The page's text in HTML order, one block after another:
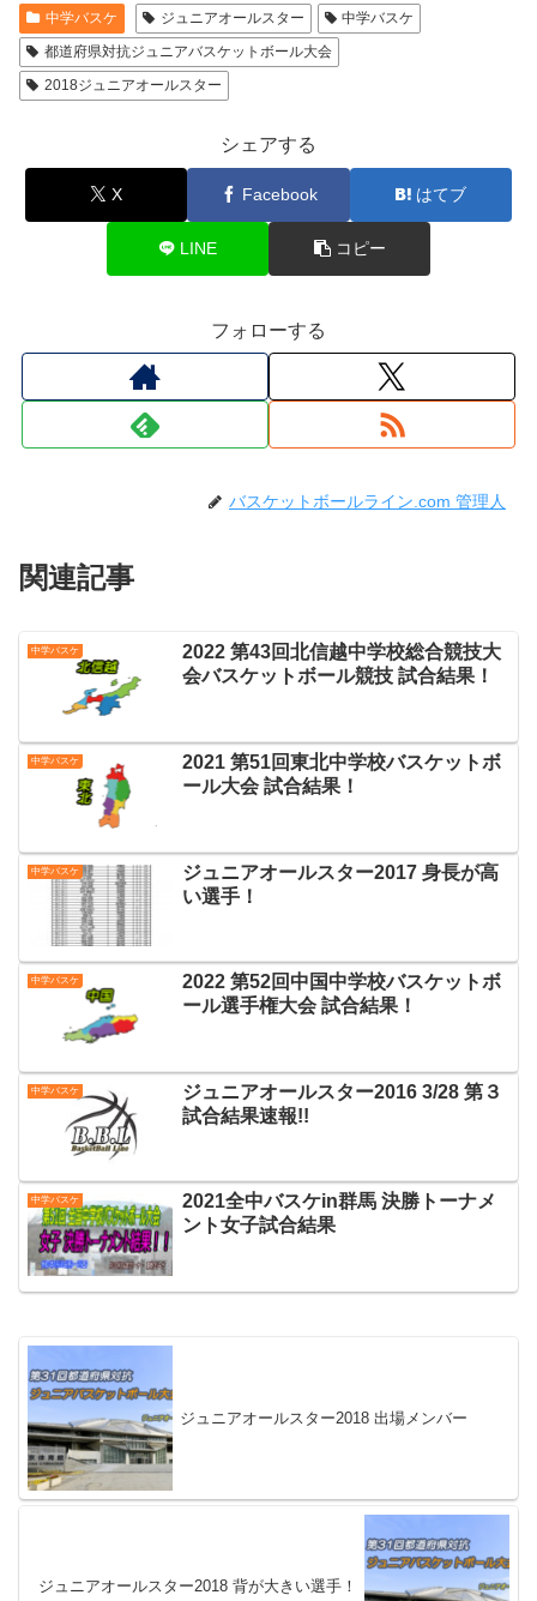
中学バスケ ジュニアオールスター
中学バスケ
都道府県対抗ジュニアバスケットボール大会
2018ジュニアオールスター
シェアする
X Facebook はてブ
LINE コピー
フォローする
バスケットボールライン.com 管理人
関連記事
中学バスケ
2022 第43回北信越中学校総合競技大
会バスケットボール競技 試合結果！
中学バスケ
2021 第51回東北中学校バスケットボ
ール大会 試合結果！
中学バスケ
ジュニアオールスター2017 身長が高
い選手！
中学バスケ
2022 第52回中国中学校バスケットボ
ール選手権大会 試合結果！
中学バスケ
ジュニアオールスター2016 3/28 第３
試合結果速報!!
中学バスケ
2021全中バスケin群馬 決勝トーナメ
ント女子試合結果
ジュニアオールスター2018 出場メンバー
ジュニアオールスター2018 背が大きい選手！